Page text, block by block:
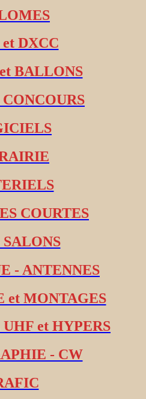
et DXCC
BALLONS
COURTES
- ANTENNES
et MONTAGES
et HYPERS
- CW